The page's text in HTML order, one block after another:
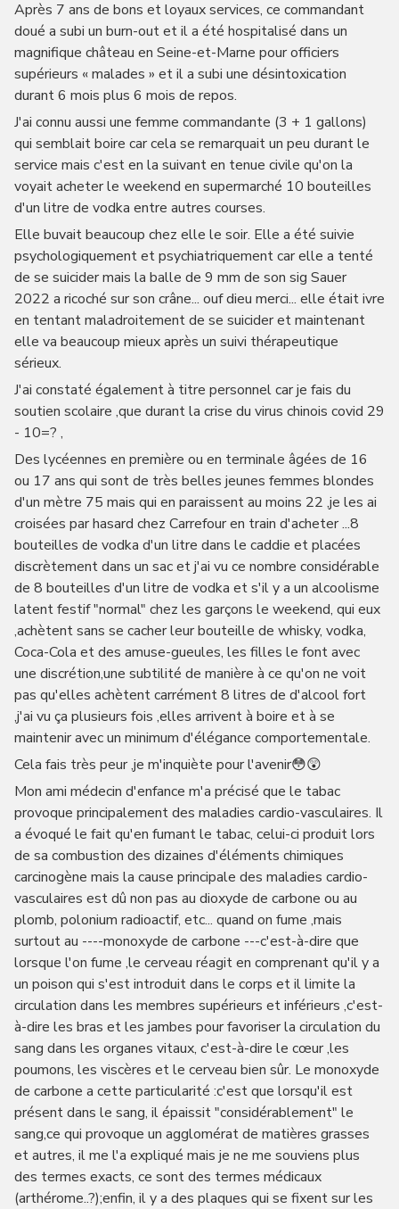
Après 7 ans de bons et loyaux services, ce commandant
doué a subi un burn-out et il a été hospitalisé dans un
magnifique château en Seine-et-Marne pour officiers
supérieurs « malades » et il a subi une désintoxication
durant 6 mois plus 6 mois de repos.
J'ai connu aussi une femme commandante (3 + 1 gallons)
qui semblait boire car cela se remarquait un peu durant le
service mais c'est en la suivant en tenue civile qu'on la
voyait acheter le weekend en supermarché 10 bouteilles
d'un litre de vodka entre autres courses.
Elle buvait beaucoup chez elle le soir. Elle a été suivie
psychologiquement et psychiatriquement car elle a tenté
de se suicider mais la balle de 9 mm de son sig Sauer
2022 a ricoché sur son crâne... ouf dieu merci... elle était ivre
en tentant maladroitement de se suicider et maintenant
elle va beaucoup mieux après un suivi thérapeutique
sérieux.
J'ai constaté également à titre personnel car je fais du
soutien scolaire ,que durant la crise du virus chinois covid 29
- 10=? ,
Des lycéennes en première ou en terminale âgées de 16
ou 17 ans qui sont de très belles jeunes femmes blondes
d'un mètre 75 mais qui en paraissent au moins 22 ,je les ai
croisées par hasard chez Carrefour en train d'acheter ...8
bouteilles de vodka d'un litre dans le caddie et placées
discrètement dans un sac et j'ai vu ce nombre considérable
de 8 bouteilles d'un litre de vodka et s'il y a un alcoolisme
latent festif "normal" chez les garçons le weekend, qui eux
,achètent sans se cacher leur bouteille de whisky, vodka,
Coca-Cola et des amuse-gueules, les filles le font avec
une discrétion,une subtilité de manière à ce qu'on ne voit
pas qu'elles achètent carrément 8 litres de d'alcool fort
,j'ai vu ça plusieurs fois ,elles arrivent à boire et à se
maintenir avec un minimum d'élégance comportementale.
Cela fais très peur ,je m'inquiète pour l'avenir😳😲
Mon ami médecin d'enfance m'a précisé que le tabac
provoque principalement des maladies cardio-vasculaires. Il
a évoqué le fait qu'en fumant le tabac, celui-ci produit lors
de sa combustion des dizaines d'éléments chimiques
carcinogène mais la cause principale des maladies cardio-
vasculaires est dû non pas au dioxyde de carbone ou au
plomb, polonium radioactif, etc... quand on fume ,mais
surtout au ----monoxyde de carbone ---c'est-à-dire que
lorsque l'on fume ,le cerveau réagit en comprenant qu'il y a
un poison qui s'est introduit dans le corps et il limite la
circulation dans les membres supérieurs et inférieurs ,c'est-
à-dire les bras et les jambes pour favoriser la circulation du
sang dans les organes vitaux, c'est-à-dire le cœur ,les
poumons, les viscères et le cerveau bien sûr. Le monoxyde
de carbone a cette particularité :c'est que lorsqu'il est
présent dans le sang, il épaissit "considérablement" le
sang,ce qui provoque un agglomérat de matières grasses
et autres, il me l'a expliqué mais je ne me souviens plus
des termes exacts, ce sont des termes médicaux
(arthérome..?);enfin, il y a des plaques qui se fixent sur les